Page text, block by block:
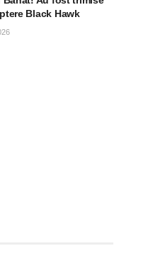
Black Hawk